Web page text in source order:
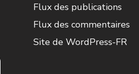
Flux des publications
Flux des commentaires
Site de WordPress-FR